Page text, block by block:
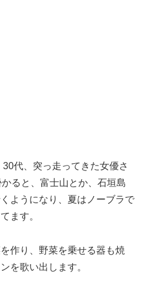
代、突っ走ってきた女優さ
ると、富士山とか、石垣島
ようになり、夏はノーブラで
ます。
作り、野菜を乗せる器も焼
を歌い出します。